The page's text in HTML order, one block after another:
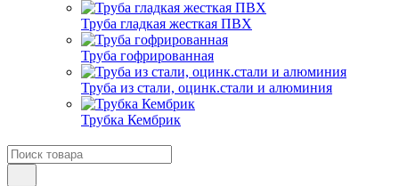
Труба гладкая жесткая ПВХ
Труба гофрированная
Труба из стали, оцинк.стали и алюминия
Трубка Кембрик